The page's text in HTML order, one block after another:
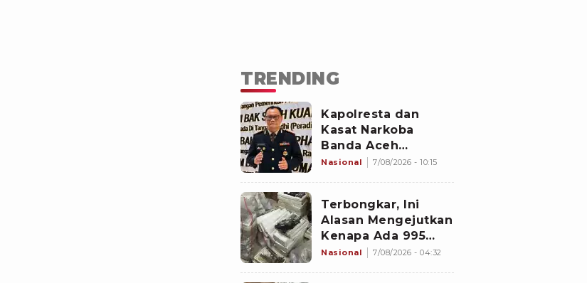
TRENDING
Kapolresta dan
Kasat Narkoba
Banda Aceh
Diperiksa
Nasional 7/08/2026 - 10:15
Terbongkar, Ini
Alasan Mengejutkan
Kenapa Ada 995
Senjata di Dalam
Nasional 7/08/2026 - 04:32